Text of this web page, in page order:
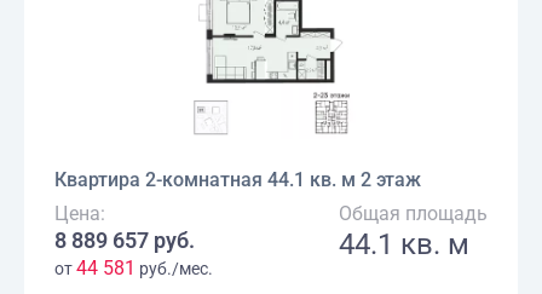
Квартира 2-комнатная 44.1 кв. м 2 этаж
Цена:
8 889 657 руб.
от44 581 руб./мес.
Общая площадь
44.1 кв. м